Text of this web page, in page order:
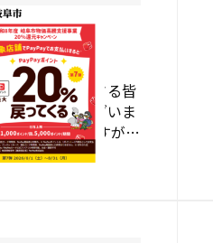
ご利用くださる皆
ありがとうございま
が続いていますが、
ごしでしょうか